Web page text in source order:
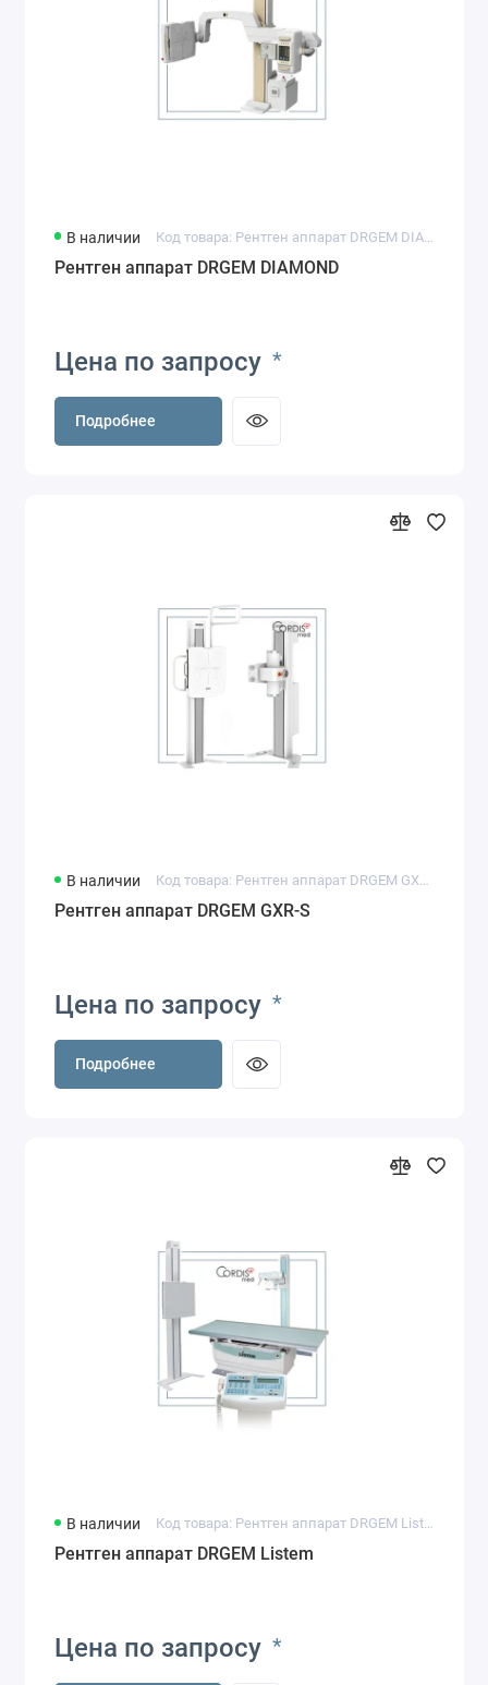
В наличии Код товара: Рентген аппарат DRGEM DIAMOND
Рентген аппарат DRGEM DIAMOND
Цена по запросу *
Подробнее
В наличии Код товара: Рентген аппарат DRGEM GXR-S
Рентген аппарат DRGEM GXR-S
Цена по запросу *
Подробнее
В наличии Код товара: Рентген аппарат DRGEM Listem
Рентген аппарат DRGEM Listem
Цена по запросу *